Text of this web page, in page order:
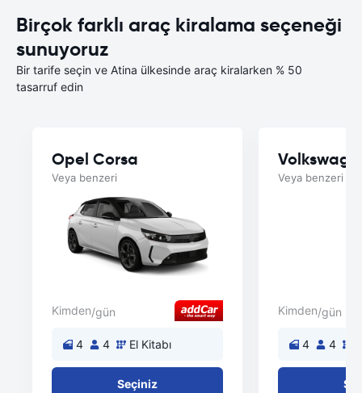
Birçok farklı araç kiralama seçeneği
sunuyoruz
Bir tarife seçin ve Atina ülkesinde araç kiralarken % 50
tasarruf edin
Opel Corsa
Veya benzeri
Kimden/gün
4 4 El Kitabı
Seçiniz
Veya benzeri
Kimden/gün
4 4